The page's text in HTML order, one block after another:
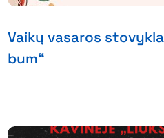
Vaikų vasaros
bum“